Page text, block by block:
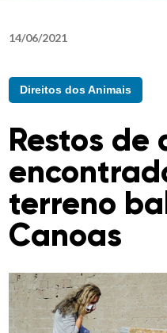
14/06/2021
Direitos dos Animais
Restos de
terreno
Canoas